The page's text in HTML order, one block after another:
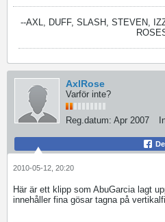
--AXL, DUFF, SLASH, STEVEN,
AxlRose
Varför inte?
Reg.datum: Apr 2007
2010-05-12, 20:20
Här är ett klipp som AbuGarcia lagt
innehåller fina gösar tagna på